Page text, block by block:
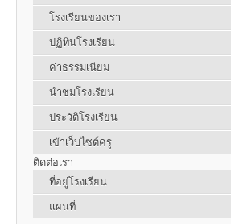
โรงเรียนของเรา
ปฏิทินโรงเรียน
ค่าธรรมเนียม
นำชมโรงเรียน
ประวัติโรงเรียน
เข้าเว็บไซต์ครู
ติดต่อเรา
ที่อยู่โรงเรียน
แผนที่